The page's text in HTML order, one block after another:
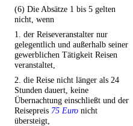
(6) Die Absätze 1 bis 5 gelten
nicht, wenn
1. der Reiseveranstalter nur
gelegentlich und außerhalb seiner
gewerblichen Tätigkeit Reisen
veranstaltet,
2. die Reise nicht länger als 24
Stunden dauert, keine
Übernachtung einschließt und der
Reisepreis 75 Euro nicht
übersteigt,